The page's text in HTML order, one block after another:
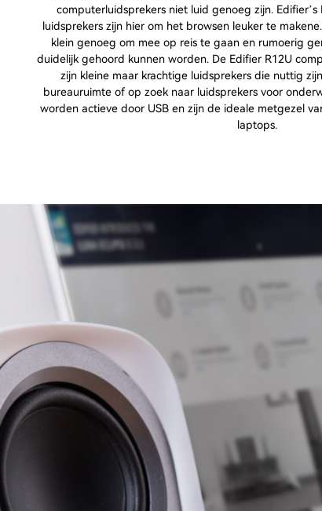
computerluidsprekers niet luid genoeg zijn. Edifier’s
luidsprekers zijn hier om het browsen leuker te
klein genoeg om mee op reis te gaan en rumoerig
duidelijk gehoord kunnen worden. De Edifier R12U
zijn kleine maar krachtige luidsprekers die nuttig
bureauruimte of op zoek naar luidsprekers voor
worden actieve door USB en zijn de ideale metgezel
laptops.